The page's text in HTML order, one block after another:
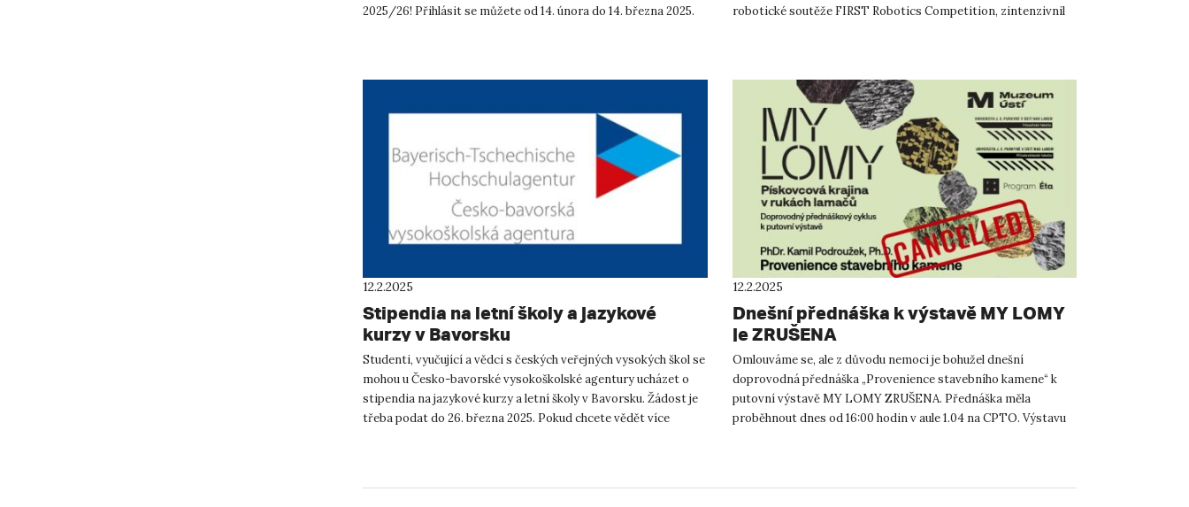
2025/26! Přihlásit se můžete od 14. února do 14. března 2025.
robotické soutěže FIRST Robotics Competition, zintenzivnil
12.2.2025
Stipendia na letní školy a jazykové
kurzy v Bavorsku
Studenti, vyučující a vědci s českých veřejných vysokých škol se
mohou u Česko-bavorské vysokoškolské agentury ucházet o
stipendia na jazykové kurzy a letní školy v Bavorsku. Žádost je
třeba podat do 26. března 2025. Pokud chcete vědět více
12.2.2025
Dnešní přednáška k výstavě MY LOMY
je ZRUŠENA
Omlouváme se, ale z důvodu nemoci je bohužel dnešní
doprovodná přednáška „Provenience stavebního kamene“ k
putovní výstavě MY LOMY ZRUŠENA. Přednáška měla
proběhnout dnes od 16:00 hodin v aule 1.04 na CPTO. Výstavu